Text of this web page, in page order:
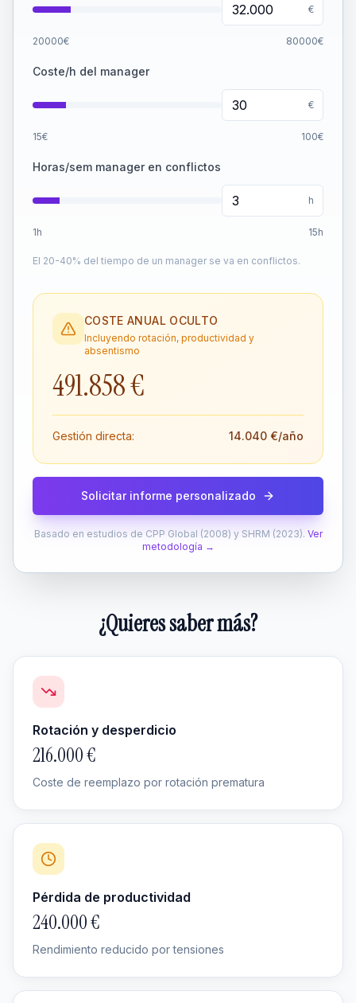
€
20000€ 80000€
Coste/h del manager
€
15€ 100€
Horas/sem manager en conflictos
h
1h 15h
El 20-40% del tiempo de un manager se va en conflictos.
COSTE ANUAL OCULTO
Incluyendo rotación, productividad y
absentismo
491.858 €
Gestión directa: 14.040 €/año
Solicitar informe personalizado
Basado en estudios de CPP Global (2008) y SHRM (2023). Ver
metodología →
¿Quieres saber más?
Rotación y desperdicio
216.000 €
Coste de reemplazo por rotación prematura
Pérdida de productividad
240.000 €
Rendimiento reducido por tensiones